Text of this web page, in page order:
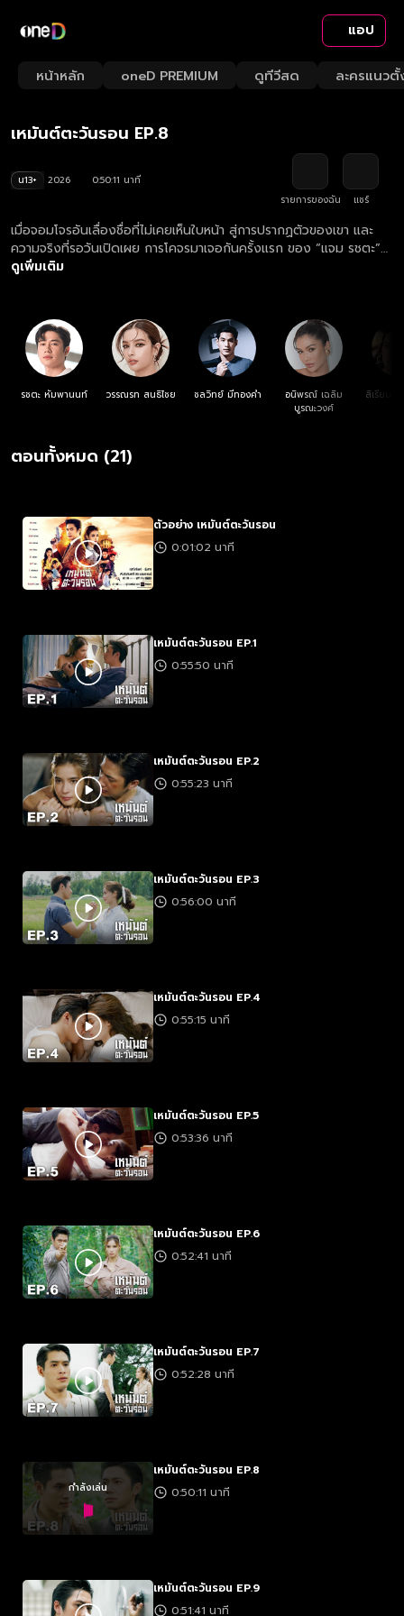
แอป
หน้าหลัก oneD PREMIUM ดูทีวีสด ละครแนวตั้
Loaded:
1.98%
Rate
เหมันต์ตะวันรอน EP.8
น13+ 2026
0:50:11 นาที
รายการของฉัน
แชร์
เมื่อจอมโจรอันเลื่องชื่อที่ไม่เคยเห็นใบหน้า สู่การปรากฏตัวของเขา และ
ความจริงที่รอวันเปิดเผย การโคจรมาเจอกันครั้งแรก ของ “แจม รชตะ”
และ “วิว วรรณรท"
ดูเพิ่มเติม
รชตะ หัมพานนท์ วรรณรท สนธิไชย ชลวิทย์ มีทองคำ
อนิพรณ์ เฉลิม
บูรณะวงศ์
สิเรียม
ตอนทั้งหมด (21)
ตัวอย่าง เหมันต์ตะวันรอน
0:01:02 นาที
เหมันต์ตะวันรอน EP.1
0:55:50 นาที
เหมันต์ตะวันรอน EP.2
0:55:23 นาที
เหมันต์ตะวันรอน EP.3
0:56:00 นาที
เหมันต์ตะวันรอน EP.4
0:55:15 นาที
เหมันต์ตะวันรอน EP.5
0:53:36 นาที
เหมันต์ตะวันรอน EP.6
0:52:41 นาที
เหมันต์ตะวันรอน EP.7
0:52:28 นาที
กำลังเล่น
เหมันต์ตะวันรอน EP.8
0:50:11 นาที
เหมันต์ตะวันรอน EP.9
0:51:41 นาที